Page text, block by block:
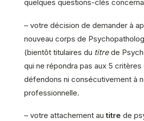
quelques questions-clés
– votre décision de demander à
nouveau corps de
(bientôt titulaires du titrede
qui ne répondra pas aux 5 critères
défendons ni consécutivement à
professionnelle.
– votre attachement autitre de